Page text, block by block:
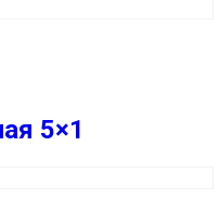
5×1